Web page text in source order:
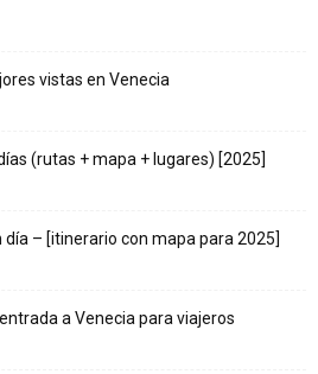
vistas en Venecia
(rutas + mapa + lugares) [2025]
día – [itinerario con mapa para 2025]
a Venecia para viajeros